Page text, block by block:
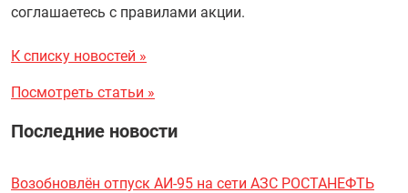
соглашаетесь с правилами акции.
К списку новостей »
Посмотреть статьи »
Последние новости
Возобновлён отпуск АИ-95 на сети АЗС РОСТАНЕФТЬ